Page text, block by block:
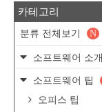
카테고리
분류 전체보기 N
소프트웨어 소개
소프트웨어 팁
오피스 팁